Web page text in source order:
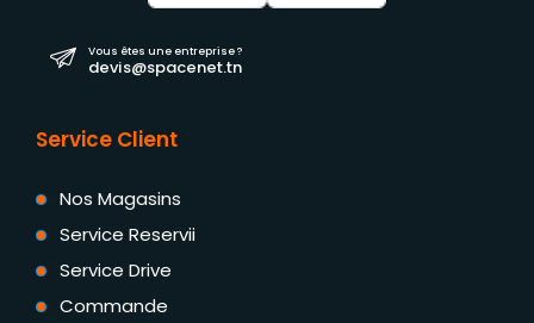
Vous êtes une entreprise ?
devis@spacenet.tn
Service Client
Nos Magasins
Service Reservii
Service Drive
Commande